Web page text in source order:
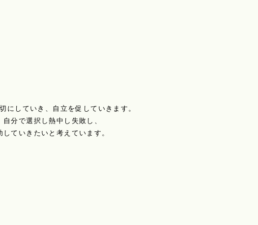
にしていき、自立を促していきます。
分で選択し熱中し失敗し、
ていきたいと考えています。